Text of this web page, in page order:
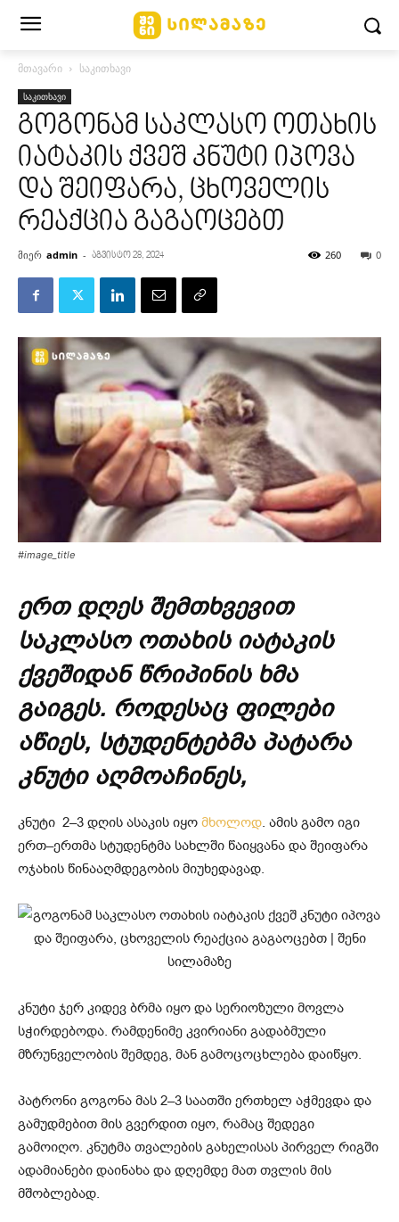
მთავარი საკითხავი
საკითხავი
გოგონამ საკლასო ოთახის
იატაკის ქვეშ კნუტი იპოვა
და შეიფარა, ცხოველის
რეაქცია გაგაოცებთ
მიერ admin - აგვისტო 28, 2024 0
260
#image_title
ერთ დღეს შემთხვევით
საკლასო ოთახის იატაკის
ქვეშიდან წრიპინის ხმა
გაიგეს. როდესაც ფილები
აწიეს, სტუდენტებმა პატარა
კნუტი აღმოაჩინეს,
კნუტი 2–3 დღის ასაკის იყო მხოლოდ. ამის გამო იგი
ერთ–ერთმა სტუდენტმა სახლში წაიყვანა და შეიფარა
ოჯახის წინააღმდეგობის მიუხედავად.
კნუტი ჯერ კიდევ ბრმა იყო და სერიოზული მოვლა
სჭირდებოდა. რამდენიმე კვირიანი გადაბმული
მზრუნველობის შემდეგ, მან გამოცოცხლება დაიწყო.
პატრონი გოგონა მას 2–3 საათში ერთხელ აჭმევდა და
გამუდმებით მის გვერდით იყო, რამაც შედეგი
გამოიღო. კნუტმა თვალების გახელისას პირველ რიგში
ადამიანები დაინახა და დღემდე მათ თვლის მის
მშობლებად.